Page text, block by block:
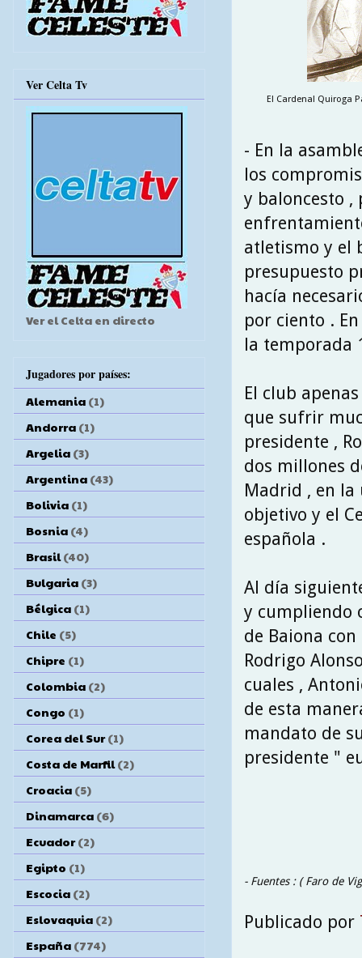
El Cardenal Quiroga
- En la
los
y baloncesto ,
atletismo y el
presupuesto
hacía
por ciento .
la temporada
El club
que sufrir
presidente ,
dos millones
Madrid , en la
objetivo y el
española .
Al día
y cumpliendo
de Baiona
Rodrigo
cuales ,
de esta
mandato de
presidente "
- Fuentes : ( Faro de
Publicado por
Ver Celta Tv
Ver el Celta en directo
Jugadores por países:
Alemania (1)
Andorra (1)
Argelia (3)
Argentina (43)
Bolivia (1)
Bosnia (4)
Brasil (40)
Bulgaria (3)
Bélgica (1)
Chile (5)
Chipre (1)
Colombia (2)
Congo (1)
Corea del Sur (1)
Costa de Marfil (2)
Croacia (5)
Dinamarca (6)
Ecuador (2)
Egipto (1)
Escocia (2)
Eslovaquia (2)
España (774)